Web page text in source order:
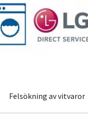
Felsökning av vitvaror